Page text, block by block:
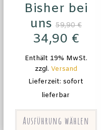
Bisher bei
uns 59,90€
34,90 €
Enthält 19% MwSt.
zzgl. Versand
Lieferzeit: sofort
lieferbar
Ausführung wählen